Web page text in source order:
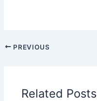
PREVIOUS
Related Posts